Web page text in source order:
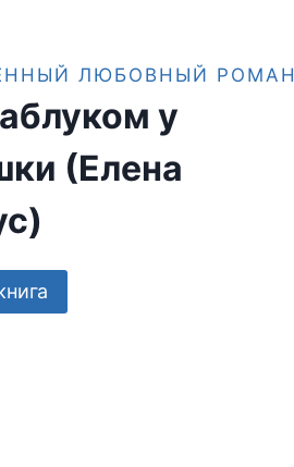
ЛЮБОВНЫЙ РОМАН
у
(Елена